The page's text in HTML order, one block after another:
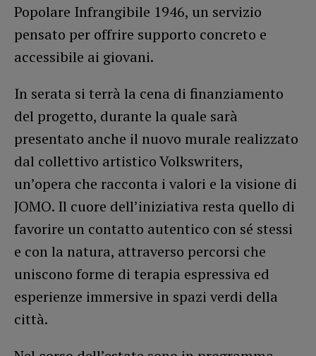
Popolare Infrangibile 1946, un servizio
pensato per offrire supporto concreto e
accessibile ai giovani.
In serata si terrà la cena di finanziamento
del progetto, durante la quale sarà
presentato anche il nuovo murale realizzato
dal collettivo artistico Volkswriters,
un’opera che racconta i valori e la visione di
JOMO. Il cuore dell’iniziativa resta quello di
favorire un contatto autentico con sé stessi
e con la natura, attraverso percorsi che
uniscono forme di terapia espressiva ed
esperienze immersive in spazi verdi della
città.